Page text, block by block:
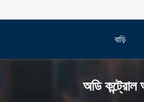
বাড়ি
অডি কন্ট্রোল